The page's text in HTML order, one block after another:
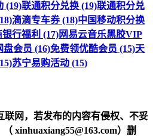
(19)联通积分兑换 (19)联通积分兑
滴滴专车券 (18)中国移动积分换
银行福利 (17)网易云音乐黑胶VIP
盘会员 (16)免费领优酷会员 (15)天
苏宁易购活动 (15)
联网，若发布的内容有侵权、不妥
（ xinhuaxiang55@163.com）删